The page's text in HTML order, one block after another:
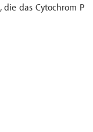
, die das Cyto­chrom P